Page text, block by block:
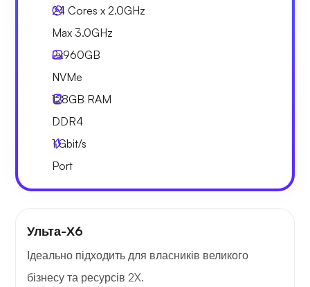
24 Cores x 2.0GHz
Max 3.0GHz
2x960GB
NVMe
128GB RAM
DDR4
1Gbit/s
Port
Ульта-Х6
Ідеально підходить для власників великого
бізнесу та ресурсів 2X.